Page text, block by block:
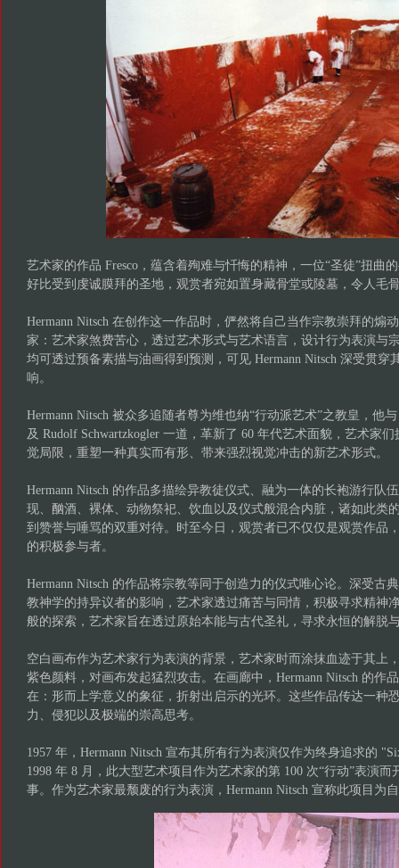
艺术家的作品 Fresco，蕴含着殉难与忏悔的精神，一位“圣徒”扭曲
好比受到虔诚膜拜的圣地，观赏者宛如置身藏骨堂或陵墓，令人毛
Hermann Nitsch 在创作这一作品时，俨然将自己当作宗教崇拜的煽
家：艺术家煞费苦心，透过艺术形式与艺术语言，设计行为表演与
均可透过预备素描与油画得到预测，可见 Hermann Nitsch 深受贯穿
响。
Hermann Nitsch 被众多追随者尊为维也纳“行动派艺术”之教皇，他
及 Rudolf Schwartzkogler 一道，革新了 60 年代艺术面貌，艺术家
觉局限，重塑一种真实而有形、带来强烈视觉冲击的新艺术形式。
Hermann Nitsch 的作品多描绘异教徒仪式、融为一体的长袍游行队
现、酗酒、裸体、动物祭祀、饮血以及仪式般混合内脏，诸如此类
到赞誉与唾骂的双重对待。时至今日，观赏者已不仅仅是观赏作品
的积极参与者。
Hermann Nitsch 的作品将宗教等同于创造力的仪式唯心论。深受古
教神学的持异议者的影响，艺术家透过痛苦与同情，积极寻求精神
般的探索，艺术家旨在透过原始本能与古代圣礼，寻求永恒的解脱
空白画布作为艺术家行为表演的背景，艺术家时而涂抹血迹于其上
紫色颜料，对画布发起猛烈攻击。在画廊中，Hermann Nitsch 的作
在：形而上学意义的象征，折射出启示的光环。这些作品传达一种
力、侵犯以及极端的崇高思考。
1957 年，Hermann Nitsch 宣布其所有行为表演仅作为终身追求的
1998 年 8 月，此大型艺术项目作为艺术家的第 100 次“行动”表演
事。作为艺术家最颓废的行为表演，Hermann Nitsch 宣称此项目为